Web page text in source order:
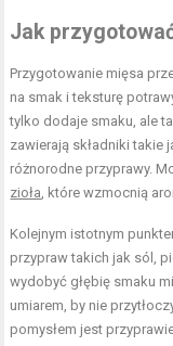
Jak
Przygotowanie mięsa
na smak i teksturę
tylko dodaje smaku, ale
zawierają składniki takie
różnorodne przyprawy.
zioła , które wzmocnią
Kolejnym istotnym
przypraw takich jak sól,
wydobyć głębię smaku
umiarem, by nie
pomysłem jest